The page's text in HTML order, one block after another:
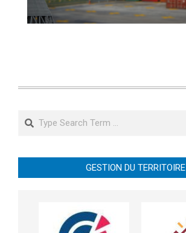
Search
GESTION DU TERRITOIRE